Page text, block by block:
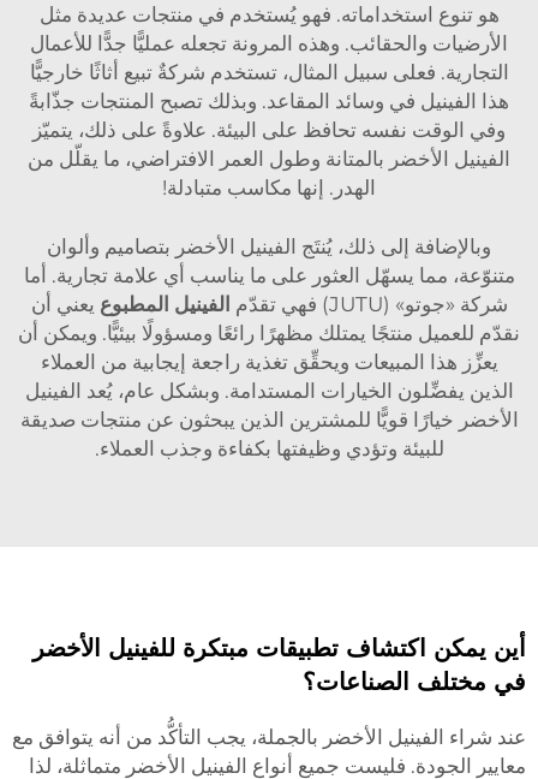
هو تنوع استخداماته. فهو يُستخدم في منتجات عديدة مثل
الأرضيات والحقائب. وهذه المرونة تجعله عمليًّا جدًّا للأعمال
التجارية. فعلى سبيل المثال، تستخدم شركةٌ تبيع أثاثًا خارجيًّا
هذا الفينيل في وسائد المقاعد. وبذلك تصبح المنتجات جذّابةً
وفي الوقت نفسه تحافظ على البيئة. علاوةً على ذلك، يتميّز
الفينيل الأخضر بالمتانة وطول العمر الافتراضي، ما يقلّل من
الهدر. إنها مكاسب متبادلة!
وبالإضافة إلى ذلك، يُنتَج الفينيل الأخضر بتصاميم وألوان
متنوّعة، مما يسهّل العثور على ما يناسب أي علامة تجارية. أما
شركة «جوتو» (JUTU) فهي تقدّم
الفينيل المطبوع يعني أن
نقدّم للعميل منتجًا يمتلك مظهرًا رائعًا ومسؤولًا بيئيًّا. ويمكن أن
يعزِّز هذا المبيعات ويحقِّق تغذية راجعة إيجابية من العملاء
الذين يفضِّلون الخيارات المستدامة. وبشكل عام، يُعد الفينيل
الأخضر خيارًا قويًّا للمشترين الذين يبحثون عن منتجات صديقة
للبيئة وتؤدي وظيفتها بكفاءة وجذب العملاء.
أين يمكن اكتشاف تطبيقات مبتكرة للفينيل الأخضر
في مختلف الصناعات؟
عند شراء الفينيل الأخضر بالجملة، يجب التأكُّد من أنه يتوافق مع
معايير الجودة. فليست جميع أنواع الفينيل الأخضر متماثلة، لذا